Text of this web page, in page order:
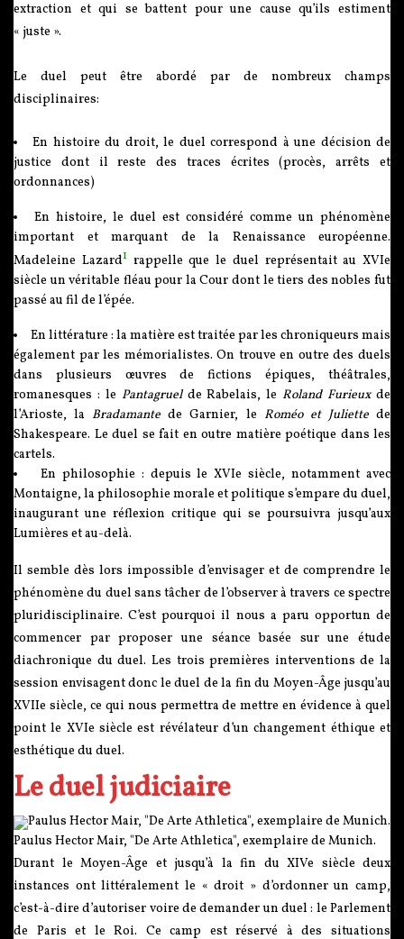
extraction et qui se battent pour une cause qu’ils estiment
« juste ».
Le duel peut être abordé par de nombreux champs
disciplinaires:
En histoire du droit, le duel correspond à une décision de
justice dont il reste des traces écrites (procès, arrêts et
ordonnances)
En histoire, le duel est considéré comme un phénomène
important et marquant de la Renaissance européenne.
Madeleine Lazard1 rappelle que le duel représentait au XVIe
siècle un véritable fléau pour la Cour dont le tiers des nobles fut
passé au fil de l’épée.
En littérature : la matière est traitée par les chroniqueurs mais
également par les mémorialistes. On trouve en outre des duels
dans plusieurs œuvres de fictions épiques, théâtrales,
romanesques : le Pantagruelde Rabelais, le Roland Furieuxde
l’Arioste, la Bradamante de Garnier, le Roméo et Juliettede
Shakespeare. Le duel se fait en outre matière poétique dans les
cartels.
En philosophie : depuis le XVIe siècle, notamment avec
Montaigne, la philosophie morale et politique s’empare du duel,
inaugurant une réflexion critique qui se poursuivra jusqu’aux
Lumières et au-delà.
Il semble dès lors impossible d’envisager et de comprendre le
phénomène du duel sans tâcher de l’observer à travers ce spectre
pluridisciplinaire. C’est pourquoi il nous a paru opportun de
commencer par proposer une séance basée sur une étude
diachronique du duel. Les trois premières interventions de la
session envisagent donc le duel de la fin du Moyen-Âge jusqu’au
XVIIe siècle, ce qui nous permettra de mettre en évidence à quel
point le XVIe siècle est révélateur d’un changement éthique et
esthétique du duel.
Le duel judiciaire
Paulus Hector Mair, "De Arte Athletica", exemplaire de Munich.
Durant le Moyen-Âge et jusqu’à la fin du XIVe siècle deux
instances ont littéralement le « droit » d’ordonner un camp,
c’est-à-dire d’autoriser voire de demander un duel : le Parlement
de Paris et le Roi. Ce camp est réservé à des situations